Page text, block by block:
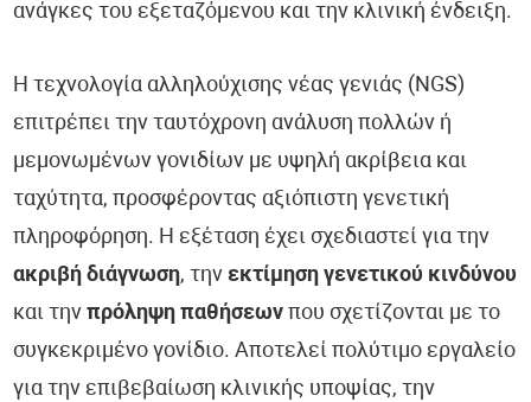
ανάγκες του εξεταζόμενου και την κλινική ένδειξη.
Η τεχνολογία αλληλούχισης νέας γενιάς (NGS)
επιτρέπει την ταυτόχρονη ανάλυση πολλών ή
μεμονωμένων γονιδίων με υψηλή ακρίβεια και
ταχύτητα, προσφέροντας αξιόπιστη γενετική
πληροφόρηση. Η εξέταση έχει σχεδιαστεί για την
ακριβή διάγνωση, τηνεκτίμηση γενετικού κινδύνου
και τηνπρόληψη παθήσεων που σχετίζονται με το
συγκεκριμένο γονίδιο. Αποτελεί πολύτιμο εργαλείο
για την επιβεβαίωση κλινικής υποψίας, την